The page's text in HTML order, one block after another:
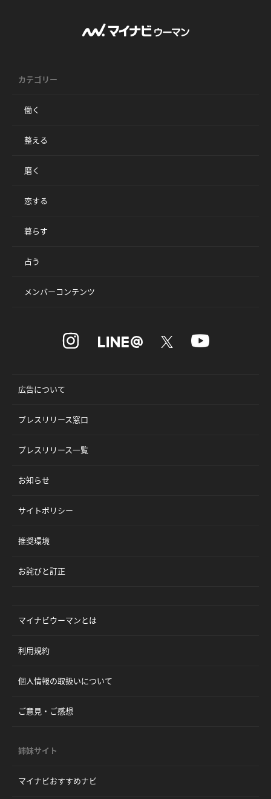
カテゴリー
働く
整える
磨く
恋する
暮らす
占う
メンバーコンテンツ
広告について
プレスリリース窓口
プレスリリース一覧
お知らせ
サイトポリシー
推奨環境
お詫びと訂正
マイナビウーマンとは
利用規約
個人情報の取扱いについて
ご意見・ご感想
姉妹サイト
マイナビおすすめナビ